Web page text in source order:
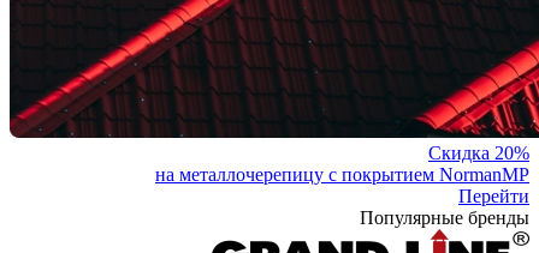
Скидка 20%
на металлочерепицу с покрытием NormanMP
Перейти
Популярные бренды